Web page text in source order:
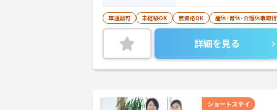
車通勤可 未経験OK 無資格OK 産休･育休･介護休暇取
詳細を見る
ショートステイ